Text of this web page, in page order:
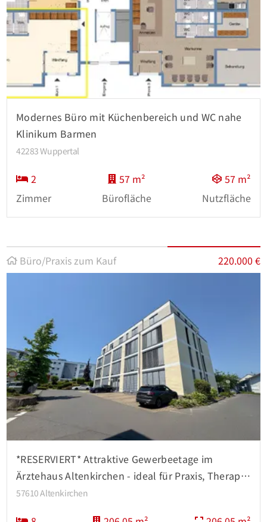
Modernes Büro mit Küchenbereich und WC nahe
Klinikum Barmen
42283 Wuppertal
2
Zimmer
57 m²
Bürofläche
57 m²
Nutzfläche
Büro/Praxis zum Kauf 220.000 €
*RESERVIERT* Attraktive Gewerbeetage im
Ärztehaus Altenkirchen - ideal für Praxis, Therapie
oder Büro!
57610 Altenkirchen